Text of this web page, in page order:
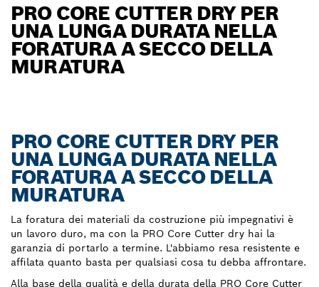
PRO CORE CUTTER DRY PER
UNA LUNGA DURATA NELLA
FORATURA A SECCO DELLA
MURATURA
PRO CORE CUTTER DRY PER
UNA LUNGA DURATA NELLA
FORATURA A SECCO DELLA
MURATURA
La foratura dei materiali da costruzione più impegnativi è
un lavoro duro, ma con la PRO Core Cutter dry hai la
garanzia di portarlo a termine. L'abbiamo resa resistente e
affilata quanto basta per qualsiasi cosa tu debba affrontare.
Alla base della qualità e della durata della PRO Core Cutter